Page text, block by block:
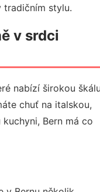
tradičním stylu.
v srdci
nabízí širokou
chuť na italskou,
Bern má co